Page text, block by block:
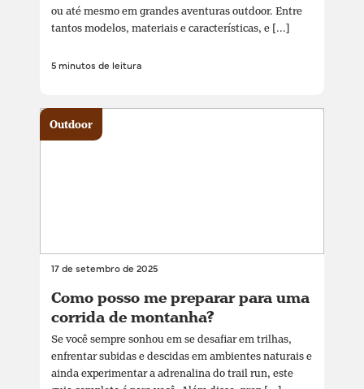
ou até mesmo em grandes aventuras outdoor. Entre
tantos modelos, materiais e características, e [...]
5 minutos de leitura
17 de setembro de 2025
Como posso me preparar para uma
corrida de montanha?
Se você sempre sonhou em se desafiar em trilhas,
enfrentar subidas e descidas em ambientes naturais e
ainda experimentar a adrenalina do trail run, este
Outdoor